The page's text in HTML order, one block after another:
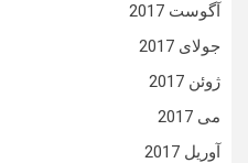
آگوست 2017
جولای 2017
ژوئن 2017
می 2017
آوریل 2017